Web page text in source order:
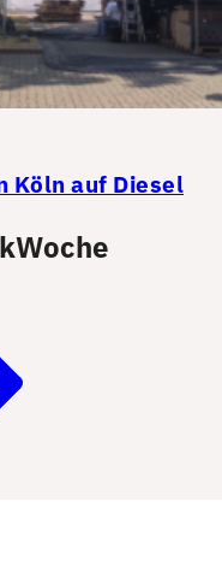
Köln auf Diesel